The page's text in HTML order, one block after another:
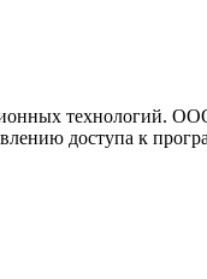
технологий.
доступа к